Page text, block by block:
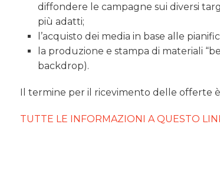
diffondere le campagne sui diversi
più adatti;
l’acquisto dei media in base alle
la produzione e stampa di materiali
backdrop).
Il termine per il ricevimento delle offerte
TUTTE LE INFORMAZIONI A QUESTO